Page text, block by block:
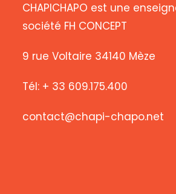
CHAPICHAPO est une
société FH CONCEPT
9 rue Voltaire 34140 Mèze
Tél: + 33 609.175.400
contact@chapi-chapo.net